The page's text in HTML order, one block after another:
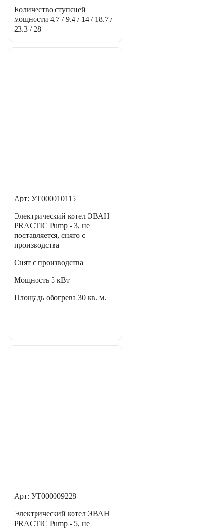
Количество ступеней
мощности 4.7 / 9.4 / 14 / 18.7 /
23.3 / 28
Арт: УТ000010115
Электрический котел ЭВАН
PRACTIC Pump - 3, не
поставляется, снято с
производства
Снят с производства
Мощность 3 кВт
Площадь обогрева 30 кв. м.
Арт: УТ000009228
Электрический котел ЭВАН
PRACTIC Pump - 5, не